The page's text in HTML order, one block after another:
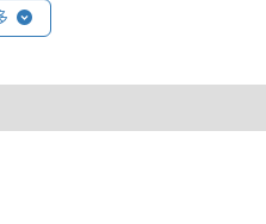
、和解。——陳敬倫（兒科
學習。透過吵架這個過程，
心比心同理別人。——藍莓
）
畫線、又是貼補，對這本恐
背後，如果換個角度，就會
孩子，話語是有力量的，每
，吵架之後更要勇於承認錯
恐龍圖鑑一樣重要，要是因
，那多不值得！